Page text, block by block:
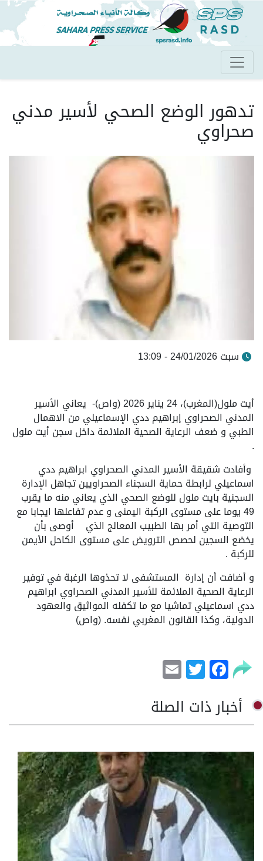
تجاوز
إلى
المحتوى
الرئيسي
تدهور الوضع الصحي لأسير مدني
صحراوي
سبت 24/01/2026 - 13:09
أيت ملول(المغرب)، 24 يناير 2026 (واص)- يعاني الأسير
المدني الصحراوي إبراهيم ددي الإسماعيلي من الاهمال
الطبي و ضعف الرعاية الصحية الملائمة داخل سجن أيت ملول
.
وأفادت شقيقة الأسير المدني الصحراوي ابراهيم ددي
اسماعيلي لرابطة حماية السجناء الصحراويين تجاهل الإدارة
السجنية بايت ملول للوضع الصحي الذي يعاني منه ما يقرب
49 يوما على مستوى الركبة اليمنى و عدم تفاعلها ايجابا مع
التوصية التي أمر بها الطبيب المعالج الذي أوصى بأن
يخضع السجين لحصص الترويض على مستوى الكاحل الأيمن
للركبة .
و أضافت أن إدارة المستشفى لا تحذوها الرغبة في توفير
الرعاية الصحية الملائمة للأسير المدني الصحراوي ابراهيم
ددي اسماعيلي تماشيا مع ما تكفله المواثيق والعهود
الدولية، وكذا القانون المغربي نفسه. (واص)
Facebook
Twitter
أخبار ذات الصلة